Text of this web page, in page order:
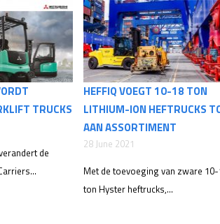
TRUCKS
de
HEFFIQ VOEGT 10-18 TON
LITHIUM-ION HEFTRUCKS
AAN ASSORTIMENT
28 June 2021
Met de toevoeging van zware
ton Hyster heftrucks,...